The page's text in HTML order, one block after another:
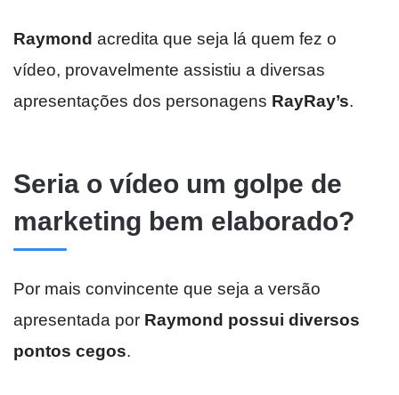
Raymond acredita que seja lá quem fez o
vídeo, provavelmente assistiu a diversas
apresentações dos personagens RayRay’s.
Seria o vídeo um golpe de
marketing bem elaborado?
Por mais convincente que seja a versão
apresentada por Raymond possui diversos
pontos cegos.